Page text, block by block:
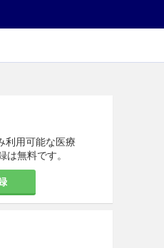
利用可能な医療
は無料です。